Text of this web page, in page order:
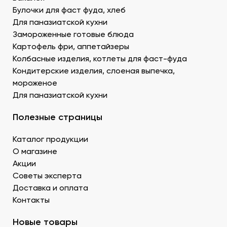
Креветку – королевскую, тигровую, дикую. В
Донецке купить продукты для суши –
морепродукты, можно оптом и с доставкой.
Муку темпура. Смесь пшеничной и рисовой муки с
крахмалом для золотистой корочки. Можно
заказать премиальный мучной продукт для суши в
Водоросли. Комбу, нори – качественные продукты
для суши в ДНР с быстрой доставкой.
Икру масаго, тобико. Свежайшие продукты для
Белый и черный кунжут. Придает блюду ореховые
суши оптом – кунжутные семена в разной
расфасовке. Используются для создания
вкусового оттенка и декорирования.
Соевый соус. Приготовленный по классическому
приобрести оптовой партией в нашей компании.
Булочки для фаст фуда, хлеб
Для паназиатской кухни
Замороженные готовые блюда
Картофель фри, аппетайзеры
Колбасные изделия, котлеты для фаст-фуда
Кондитерские изделия, слоеная выпечка,
мороженое
Для паназиатской кухни
Полезные страницы
Каталог продукции
О магазине
Акции
Советы эксперта
Доставка и оплата
Контакты
Новые товары